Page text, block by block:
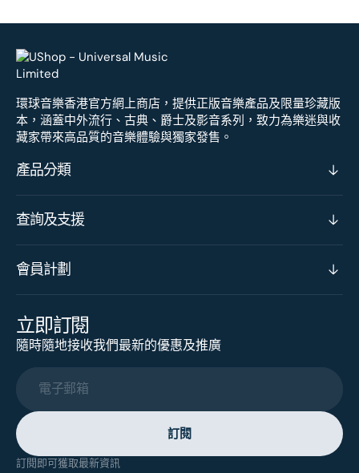
環球音樂香港官方網上商店，提供正版音樂產品及限量珍藏版
本，涵蓋中外流行、古典、爵士及影音系列，致力為樂迷與收
藏家帶來高品質的音樂體驗與獨家發售。
產品分類
查詢及支援
會員計劃
立即訂閱
隨時隨地接收我們最新的優惠及推廣
電子郵箱
訂閱
訂閱即可獲取最新資訊